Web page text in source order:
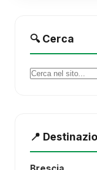
🔍 Cerca
Cerca:
📍